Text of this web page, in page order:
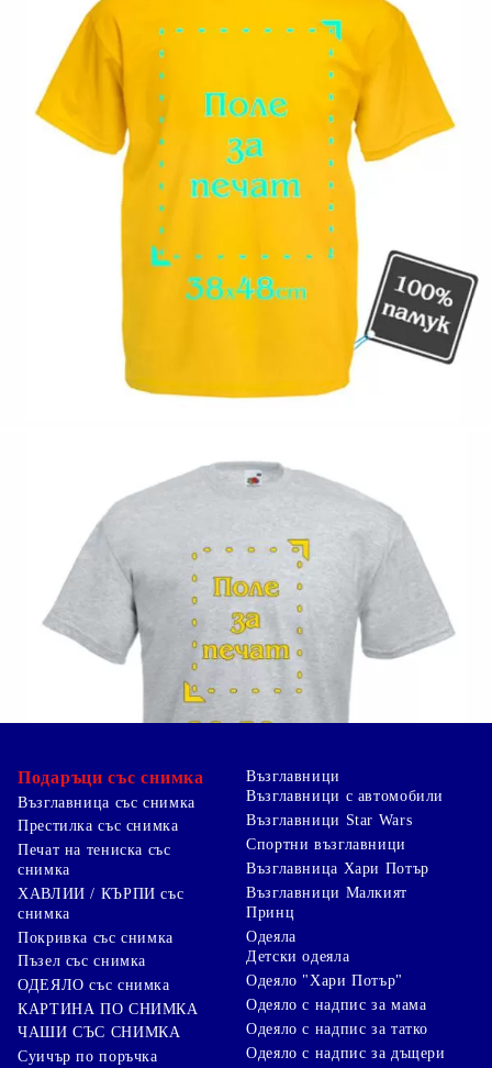
Изображение 1
Добавете текст за отпечатване:
Коментар към продукта:
Подаръци със снимка
Възглавница със снимка
Престилка със снимка
Печат на тениска със
снимка
ХАВЛИИ / КЪРПИ със
снимка
Покривка със снимка
Пъзел със снимка
ОДЕЯЛО със снимка
КАРТИНА ПО СНИМКА
ЧАШИ СЪС СНИМКА
Суичър по поръчка
Възглавници
Възглавници с автомобили
Възглавници Star Wars
Спортни възглавници
Възглавница Хари Потър
Възглавници Малкият
Принц
Одеяла
Детски одеяла
Одеяло "Хари Потър"
Одеяло с надпис за мама
Одеяло с надпис за татко
Одеяло с надпис за дъщери